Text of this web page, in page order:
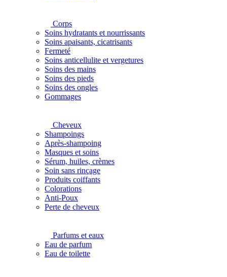
Corps
Soins hydratants et nourrissants
Soins apaisants, cicatrisants
Fermeté
Soins anticellulite et vergetures
Soins des mains
Soins des pieds
Soins des ongles
Gommages
Cheveux
Shampoings
Après-shampoing
Masques et soins
Sérum, huiles, crèmes
Soin sans rinçage
Produits coiffants
Colorations
Anti-Poux
Perte de cheveux
Parfums et eaux
Eau de parfum
Eau de toilette